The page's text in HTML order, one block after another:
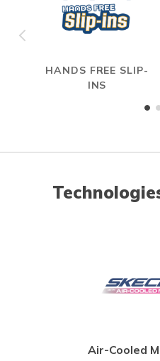
HANDS FREE SLIP-
INS
Air-Cooled